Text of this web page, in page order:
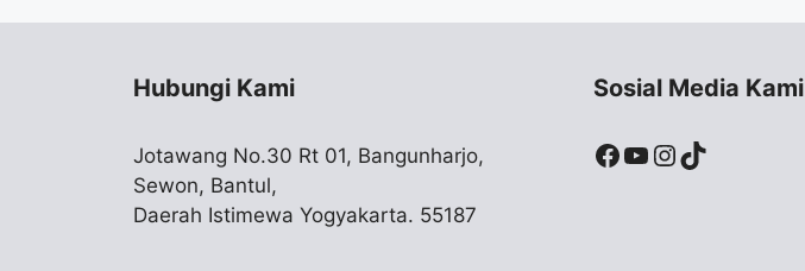
Hubungi Kami
Jotawang No.30 Rt 01, Bangunharjo,
Sewon, Bantul,
Daerah Istimewa Yogyakarta. 55187
Sosial Media Kami
Facebook
YouTube
Instagram
TikTok